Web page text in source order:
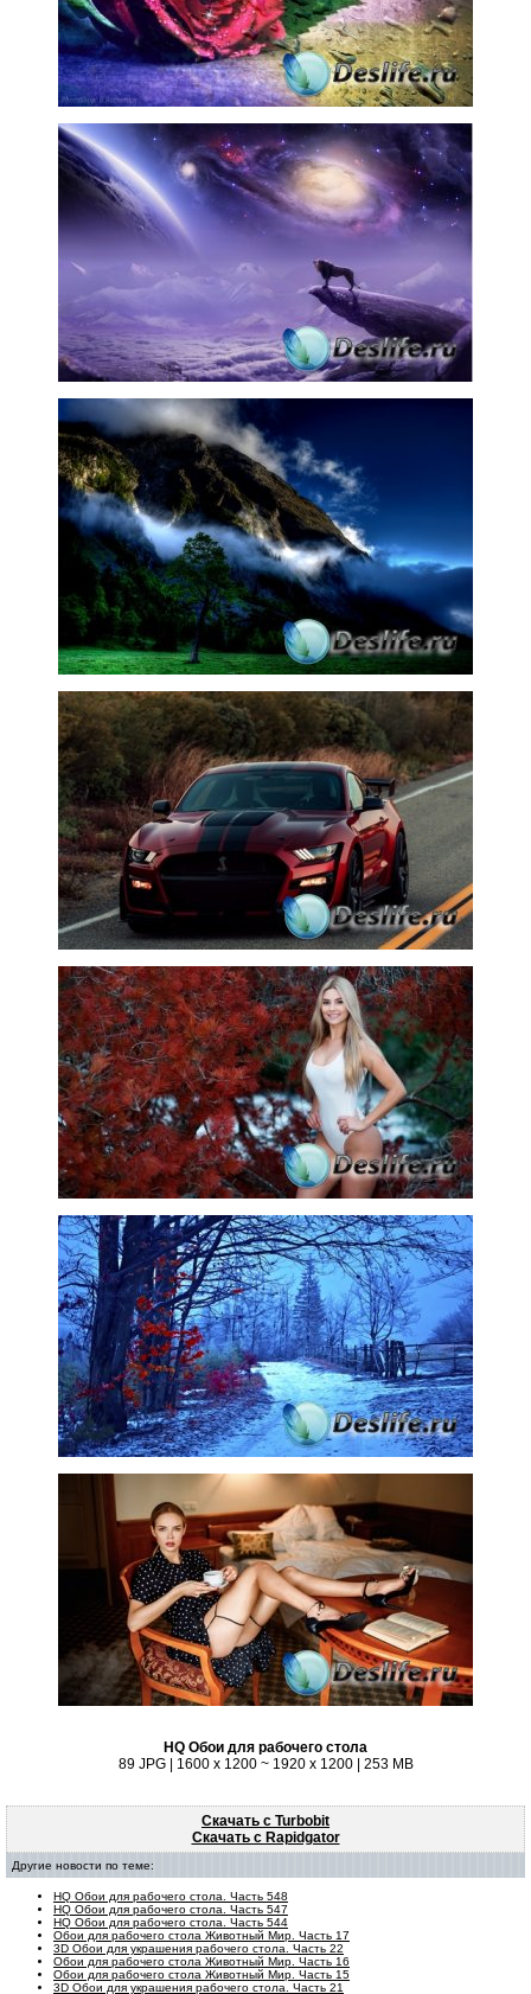
HQ Обои для рабочего стола
89 JPG | 1600 x 1200 ~ 1920 x 1200 | 253 MB
Скачать с Turbobit
Скачать с Rapidgator
Другие новости по теме:
HQ Обои для рабочего стола. Часть 548
HQ Обои для рабочего стола. Часть 547
HQ Обои для рабочего стола. Часть 544
Обои для рабочего стола Животный Мир. Часть 17
3D Обои для украшения рабочего стола. Часть 22
Обои для рабочего стола Животный Мир. Часть 16
Обои для рабочего стола Животный Мир. Часть 15
3D Обои для украшения рабочего стола. Часть 21